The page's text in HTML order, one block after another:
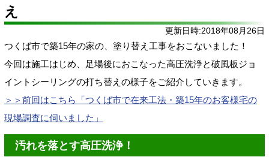
え
更新日時:2018年08月26日
つくば市で築15年の家の、塗り替え工事をおこないました！
今回は施工はじめ、足場後におこなった高圧洗浄と破風板ジョ
イントシーリングの打ち替えの様子をご紹介していきます。
＞＞前回はこちら「つくば市で在来工法・築15年のお客様宅の
現場調査に伺いました」
汚れを落とす高圧洗浄！